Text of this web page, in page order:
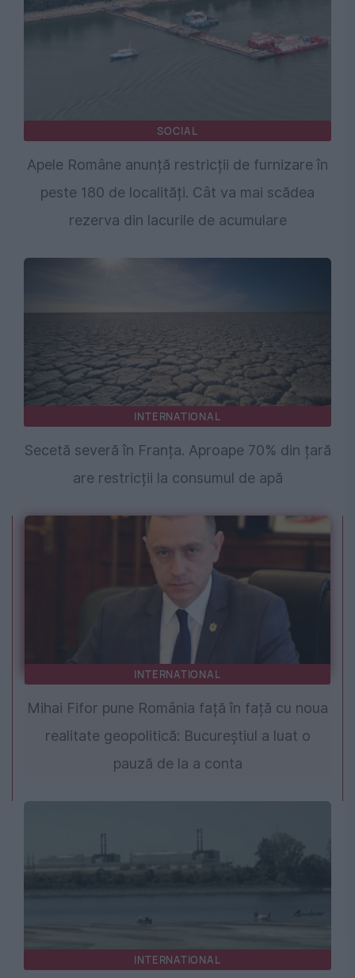
SOCIAL
Apele Române anunță restricții de furnizare în
peste 180 de localități. Cât va mai scădea
rezerva din lacurile de acumulare
INTERNATIONAL
Secetă severă în Franța. Aproape 70% din țară
are restricții la consumul de apă
INTERNATIONAL
Mihai Fifor pune România față în față cu noua
realitate geopolitică: Bucureștiul a luat o
pauză de la a conta
INTERNATIONAL